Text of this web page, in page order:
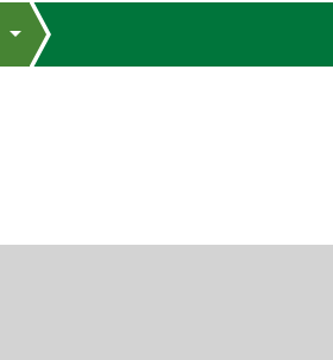
de tela